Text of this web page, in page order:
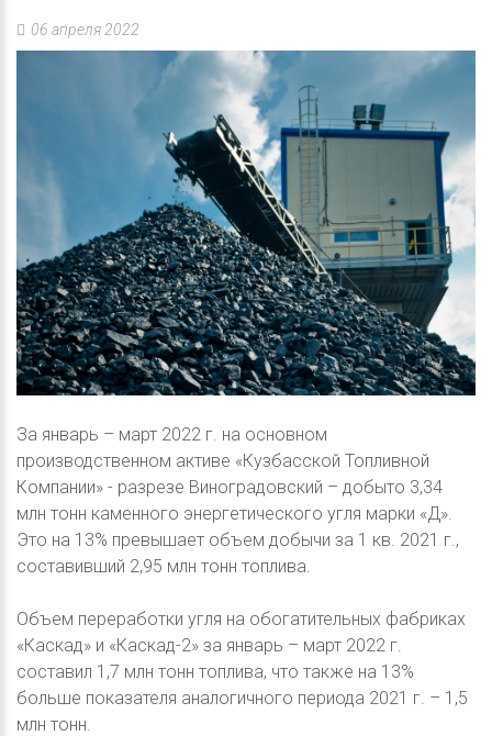
06 апреля 2022
За январь – март 2022 г. на основном
производственном активе «Кузбасской Топливной
Компании» - разрезе Виноградовский – добыто 3,34
млн тонн каменного энергетического угля марки «Д».
Это на 13% превышает объем добычи за 1 кв. 2021 г.,
составивший 2,95 млн тонн топлива.
Объем переработки угля на обогатительных фабриках
«Каскад» и «Каскад-2» за январь – март 2022 г.
составил 1,7 млн тонн топлива, что также на 13%
больше показателя аналогичного периода 2021 г. – 1,5
млн тонн.